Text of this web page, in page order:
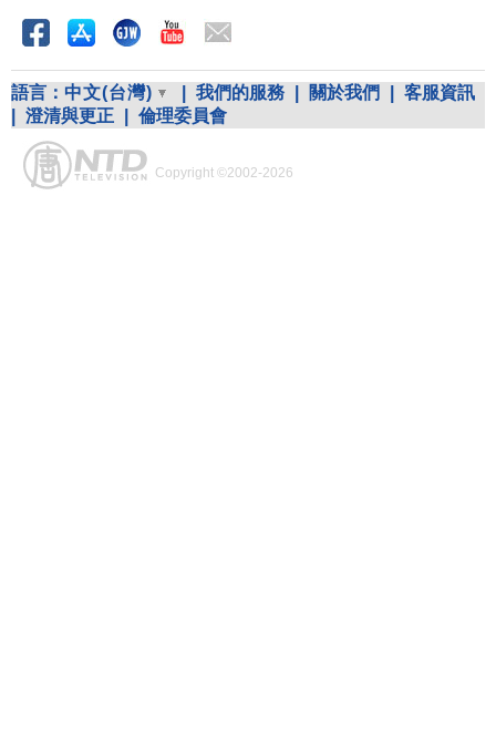
語言： 中文(台灣) 我們的服務 關於我們
客服資訊
澄清與更正 倫理委員會
Copyright ©2002-2026